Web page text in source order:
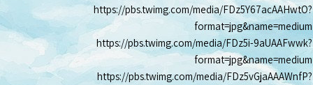
https://pbs.twimg.com/media/FDz5Y67acAAHwtO?
format=jpg&name=medium
https://pbs.twimg.com/media/FDz5i-9aUAAFwwk?
format=jpg&name=medium
https://pbs.twimg.com/media/FDz5vGjaAAAWnfP?